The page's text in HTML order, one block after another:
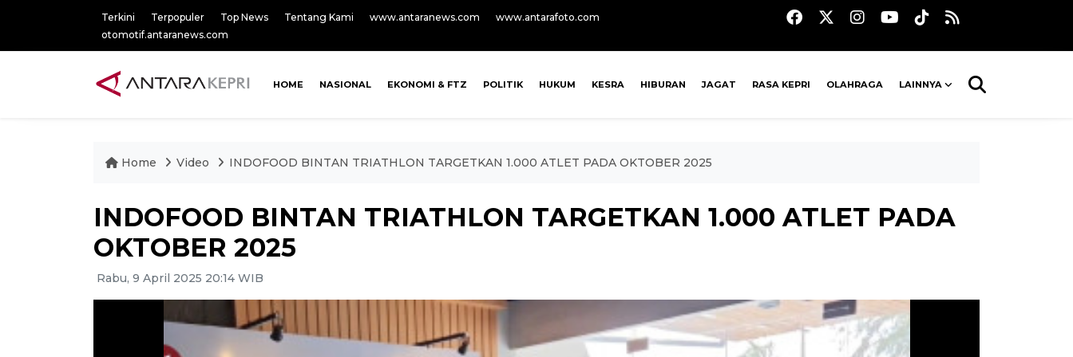
Terkini Terpopuler Top News Tentang Kami www.antaranews.com
www.antarafoto.com
otomotif.antaranews.com
HOME NASIONAL EKONOMI & FTZ POLITIK HUKUM KESRA HIBURAN JAGAT RASA KEPRI OLAHRAGA LAINNYA
Home Video INDOFOOD BINTAN TRIATHLON TARGETKAN 1.000 ATLET PADA OKTOBER 2025
INDOFOOD BINTAN TRIATHLON TARGETKAN 1.000 ATLET PADA
OKTOBER 2025
Rabu, 9 April 2025 20:14 WIB